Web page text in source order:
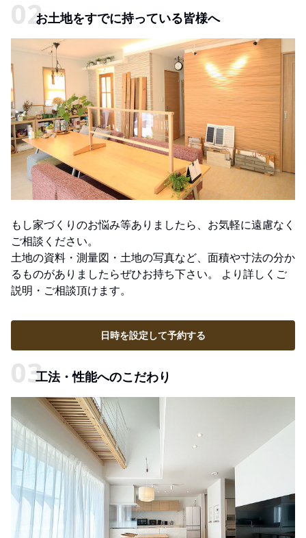
お土地をすでに持っている皆様へ
もし家づくりのお悩み等ありましたら、お気軽に遠慮なく
ご相談ください。
土地の資料・測量図・土地の写真など、面積や寸法の分か
るものがありましたらぜひお持ち下さい。 より詳しくご
説明・ご相談頂けます。
日時を設定して予約する
工法・性能へのこだわり